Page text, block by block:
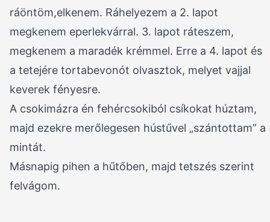
ráöntöm,elkenem. Ráhelyezem a 2. lapot
megkenem eperlekvárral. 3. lapot ráteszem,
megkenem a maradék krémmel. Erre a 4. lapot és
a tetejére tortabevonót olvasztok, melyet vajjal
keverek fényesre.
A csokimázra én fehércsokiból csíkokat húztam,
majd ezekre merőlegesen hústűvel „szántottam” a
mintát.
Másnapig pihen a hűtőben, majd tetszés szerint
felvágom.